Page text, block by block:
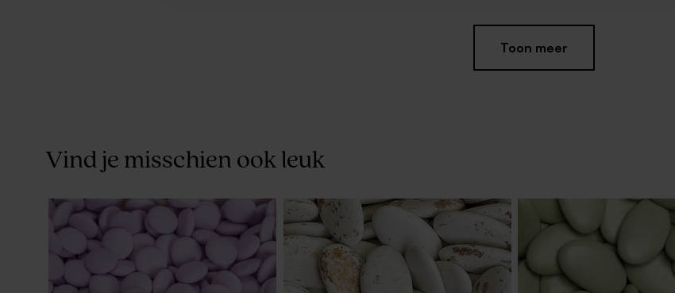
Paarse lolly met gedroogde bloemen Purple Cloud zeepjes - Lavande
Toon meer
Vind je misschien ook leuk